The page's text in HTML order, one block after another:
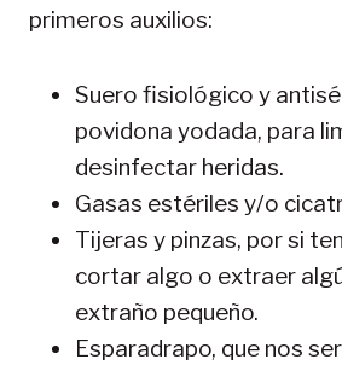
primeros auxilios:
Suero fisiológico y
povidona yodada, para
desinfectar heridas.
Gasas estériles y/o
Tijeras y pinzas, por si
cortar algo o extraer
extraño pequeño.
Esparadrapo, que nos